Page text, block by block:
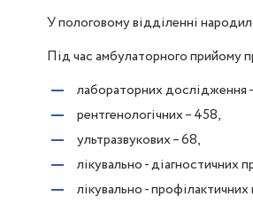
У пологовому відділенні
Під час амбулаторного прийому
лабораторних дослідження
рентгенологічних – 458,
ультразвукових – 68,
лікувально - діагностичних
лікувально -